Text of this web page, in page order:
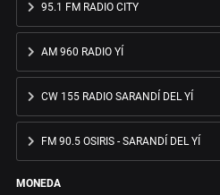
95.1 FM RADIO CITY
AM 960 RADIO YÍ
CW 155 RADIO SARANDÍ DEL YÍ
FM 90.5 OSIRIS - SARANDÍ DEL YÍ
MONEDA